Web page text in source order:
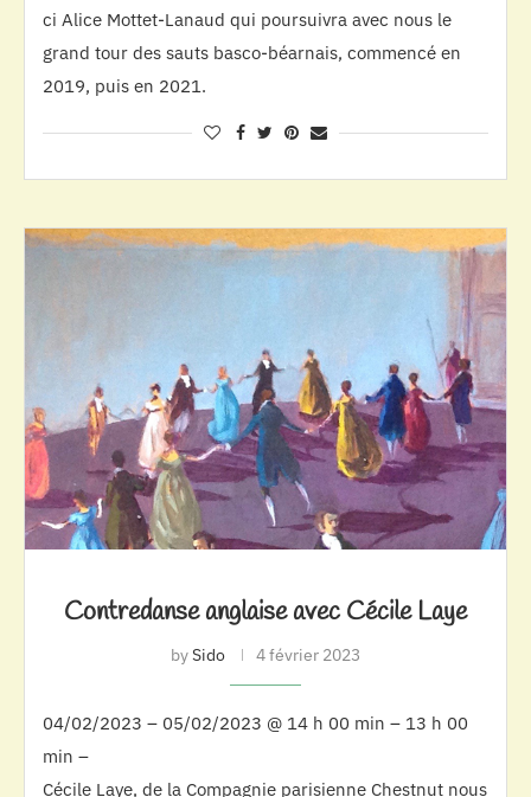
ci Alice Mottet-Lanaud qui poursuivra avec nous le
grand tour des sauts basco-béarnais, commencé en
2019, puis en 2021.
Contredanse anglaise avec Cécile Laye
bySido 4 février 2023
04/02/2023 – 05/02/2023 @ 14 h 00 min – 13 h 00
min –
Cécile Laye, de la Compagnie parisienne Chestnut nous